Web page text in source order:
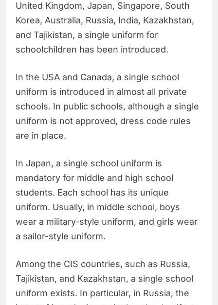
United Kingdom, Japan, Singapore, South
Korea, Australia, Russia, India, Kazakhstan,
and Tajikistan, a single uniform for
schoolchildren has been introduced.
In the USA and Canada, a single school
uniform is introduced in almost all private
schools. In public schools, although a single
uniform is not approved, dress code rules
are in place.
In Japan, a single school uniform is
mandatory for middle and high school
students. Each school has its unique
uniform. Usually, in middle school, boys
wear a military-style uniform, and girls wear
a sailor-style uniform.
Among the CIS countries, such as Russia,
Tajikistan, and Kazakhstan, a single school
uniform exists. In particular, in Russia, the